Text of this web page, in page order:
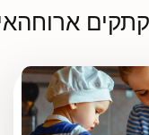
ארוחה